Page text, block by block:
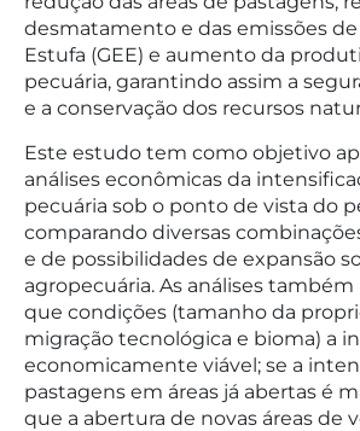
desmatamento e das emissões de
Estufa (GEE) e aumento da
pecuária, garantindo assim a
e a conservação dos recursos
Este estudo tem como objetivo
análises econômicas da
pecuária sob o ponto de vista do
comparando diversas
e de possibilidades de expansão
agropecuária. As análises
que condições (tamanho da
migração tecnológica e bioma) a
economicamente viável; se a
pastagens em áreas já abertas é
que a abertura de novas áreas de